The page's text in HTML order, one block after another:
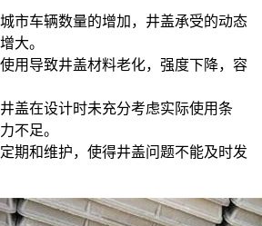
市车辆数量的增加，井盖承受的动态
大。
用导致井盖材料老化，强度下降，容
盖在设计时未充分考虑实际使用条
不足。
期和维护，使得井盖问题不能及时发